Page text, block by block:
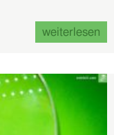
weiterlesen